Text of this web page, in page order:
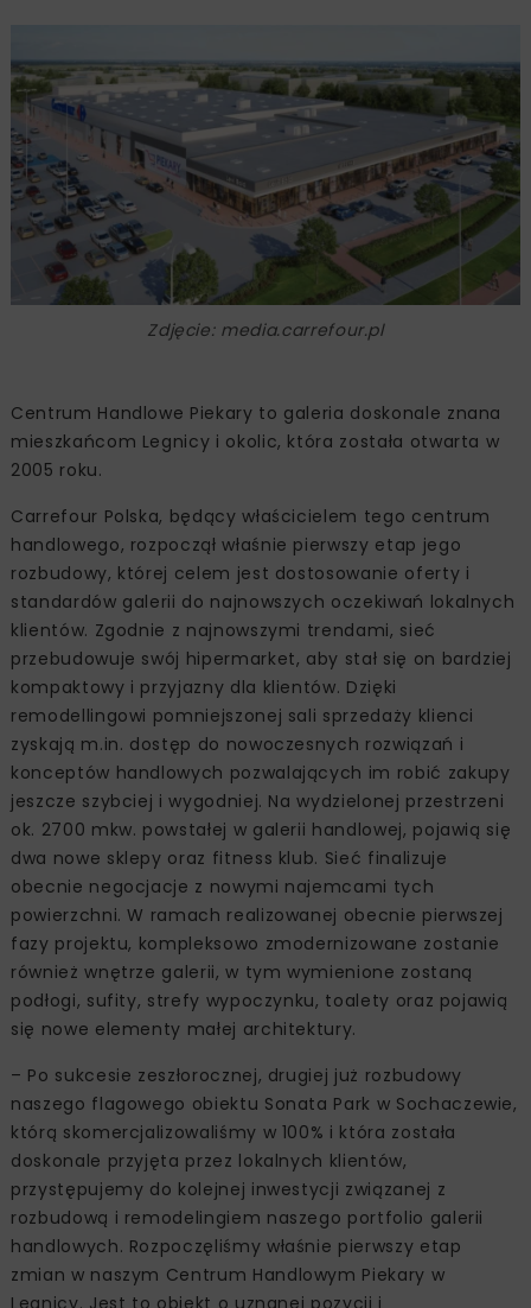
Zdjęcie: media.carrefour.pl
Centrum Handlowe Piekary to galeria doskonale znana
mieszkańcom Legnicy i okolic, która została otwarta w
2005 roku.
Carrefour Polska, będący właścicielem tego centrum
handlowego, rozpoczął właśnie pierwszy etap jego
rozbudowy, której celem jest dostosowanie oferty i
standardów galerii do najnowszych oczekiwań lokalnych
klientów. Zgodnie z najnowszymi trendami, sieć
przebudowuje swój hipermarket, aby stał się on bardziej
kompaktowy i przyjazny dla klientów. Dzięki
remodellingowi pomniejszonej sali sprzedaży klienci
zyskają m.in. dostęp do nowoczesnych rozwiązań i
konceptów handlowych pozwalających im robić zakupy
jeszcze szybciej i wygodniej. Na wydzielonej przestrzeni
ok. 2700 mkw. powstałej w galerii handlowej, pojawią się
dwa nowe sklepy oraz fitness klub. Sieć finalizuje
obecnie negocjacje z nowymi najemcami tych
powierzchni. W ramach realizowanej obecnie pierwszej
fazy projektu, kompleksowo zmodernizowane zostanie
również wnętrze galerii, w tym wymienione zostaną
podłogi, sufity, strefy wypoczynku, toalety oraz pojawią
się nowe elementy małej architektury.
– Po sukcesie zeszłorocznej, drugiej już rozbudowy
naszego flagowego obiektu Sonata Park w Sochaczewie,
którą skomercjalizowaliśmy w 100% i która została
doskonale przyjęta przez lokalnych klientów,
przystępujemy do kolejnej inwestycji związanej z
rozbudową i remodelingiem naszego portfolio galerii
handlowych. Rozpoczęliśmy właśnie pierwszy etap
zmian w naszym Centrum Handlowym Piekary w
Legnicy. Jest to obiekt o uznanej pozycji i